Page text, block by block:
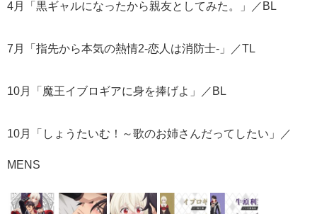
4月「黒ギャルになったから親友としてみた。」／BL
7月「指先から本気の熱情2-恋人は消防士-」／TL
10月「魔王イブロギアに身を捧げよ」／BL
10月「しょうたいむ！～歌のお姉さんだってしたい」／
MENS